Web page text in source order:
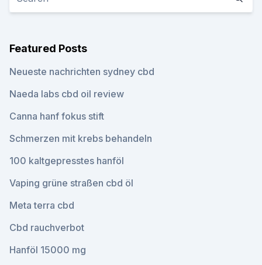
Featured Posts
Neueste nachrichten sydney cbd
Naeda labs cbd oil review
Canna hanf fokus stift
Schmerzen mit krebs behandeln
100 kaltgepresstes hanföl
Vaping grüne straßen cbd öl
Meta terra cbd
Cbd rauchverbot
Hanföl 15000 mg